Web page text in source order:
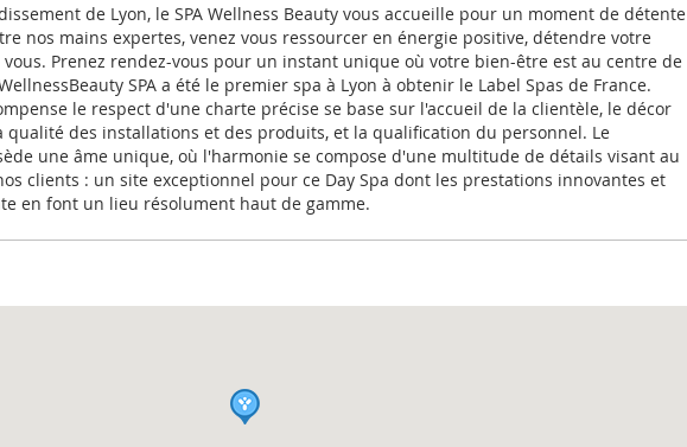
de Lyon, le SPA Wellness Beauty vous accueille pour un moment de détente
nos mains expertes, venez vous ressourcer en énergie positive, détendre votre
Prenez rendez-vous pour un instant unique où votre bien-être est au centre de
SPA a été le premier spa à Lyon à obtenir le Label Spas de France.
le respect d'une charte précise se base sur l'accueil de la clientèle, le décor
qualité des installations et des produits, et la qualification du personnel. Le
une âme unique, où l'harmonie se compose d'une multitude de détails visant au
clients : un site exceptionnel pour ce Day Spa dont les prestations innovantes et
en font un lieu résolument haut de gamme.